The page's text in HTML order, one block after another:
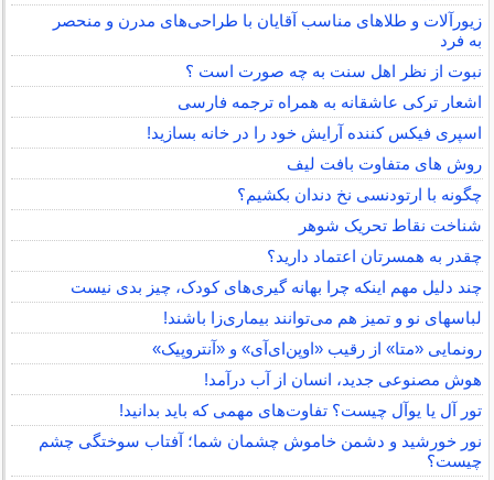
زیورآلات و طلاهای مناسب آقایان با طراحی‌های مدرن و منحصر
به فرد
نبوت از نظر اهل سنت به چه صورت است ؟
اشعار ترکی عاشقانه به همراه ترجمه فارسی
اسپری فیکس کننده آرایش خود را در خانه بسازید!
روش های متفاوت بافت لیف
چگونه با ارتودنسی نخ دندان بکشیم؟
شناخت نقاط تحریک شوهر
چقدر به همسرتان اعتماد دارید؟
چند دلیل مهم اینکه چرا بهانه گیری‌های کودک، چیز بدی نیست
لباس‎های نو و تمیز هم می‌توانند بیماری‌زا باشند!
رونمایی «متا» از رقیب «اوپن‌ای‌آی» و «آنتروپیک»
هوش مصنوعی جدید، انسان از آب درآمد!
تور آل یا یوآل چیست؟ تفاوت‌های مهمی که باید بدانید!
نور خورشید و دشمن خاموش چشمان شما؛ آفتاب سوختگی چشم
چیست؟